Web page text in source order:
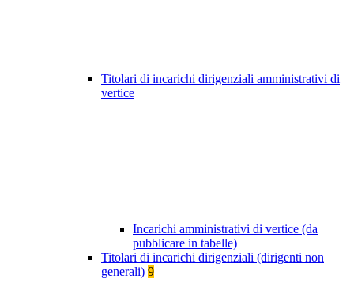
Titolari di incarichi dirigenziali amministrativi di
vertice
Incarichi amministrativi di vertice (da
pubblicare in tabelle)
Titolari di incarichi dirigenziali (dirigenti non
generali) 9